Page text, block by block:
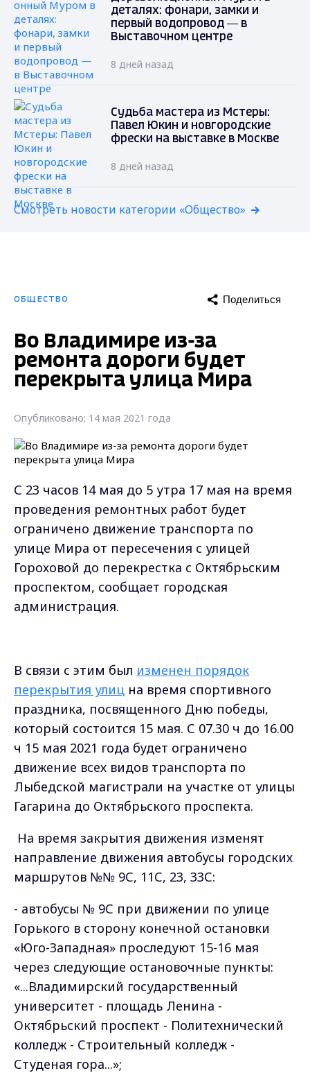
деталях: фонари, замки и
первый водопровод — в
Выставочном центре
8 дней назад
Судьба мастера из Мстеры:
Павел Юкин и новгородские
фрески на выставке в Москве
8 дней назад
Смотреть новости категории «Общество»
ОБЩЕСТВО Поделиться
Во Владимире из-за
ремонта дороги будет
перекрыта улица Мира
Опубликовано: 14 мая 2021 года
С 23 часов 14 мая до 5 утра 17 мая на время
проведения ремонтных работ будет
ограничено движение транспорта по
улице Мира от пересечения с улицей
Гороховой до перекрестка с Октябрьским
проспектом, сообщает городская
администрация.
В связи с этим был изменен порядок
перекрытия улиц на время спортивного
праздника, посвященного Дню победы,
который состоится 15 мая. С 07.30 ч до 16.00
ч 15 мая 2021 года будет ограничено
движение всех видов транспорта по
Лыбедской магистрали на участке от улицы
Гагарина до Октябрьского проспекта.
На время закрытия движения изменят
направление движения автобусы городских
маршрутов №№ 9С, 11С, 23, 33С:
- автобусы № 9С при движении по улице
Горького в сторону конечной остановки
«Юго-Западная» проследуют 15-16 мая
через следующие остановочные пункты:
«...Владимирский государственный
университет - площадь Ленина -
Октябрьский проспект - Политехнический
колледж - Строительный колледж -
Студеная гора...»;